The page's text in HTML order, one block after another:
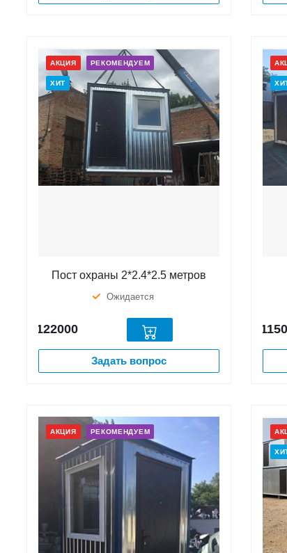
АКЦИЯ РЕКОМЕНДУЕМ
ХИТ
Пост охраны 2*2.4*2.5 метров
Ожидается
122000
Задать вопрос
АКЦИЯ РЕКОМЕНДУЕМ